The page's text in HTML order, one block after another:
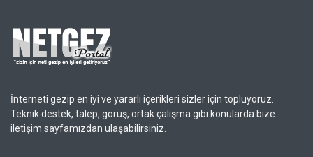
İnterneti gezip en iyi ve yararlı içerikleri sizler için topluyoruz.
Teknik destek, talep, görüş, ortak çalışma gibi konularda bize
iletişim sayfamızdan ulaşabilirsiniz.